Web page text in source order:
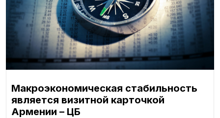
Макроэкономическая стабильность
является визитной карточкой
Армении – ЦБ